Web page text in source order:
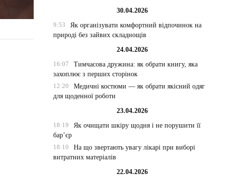
30.04.2026
9:53
Як організувати комфортний відпочинок на
природі без зайвих складнощів
24.04.2026
16:07
Тимчасова дружина: як обрати книгу, яка
захоплює з перших сторінок
12:20
Медичні костюми — як обрати якісний одяг
для щоденної роботи
23.04.2026
18:19
Як очищати шкіру щодня і не порушити її
бар’єр
18:10
На що звертають увагу лікарі при виборі
витратних матеріалів
22.04.2026